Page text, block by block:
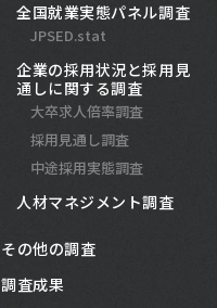
全国就業実態パネル調査
JPSED.stat
企業の採用状況と採用見
通しに関する調査
大卒求人倍率調査
採用見通し調査
中途採用実態調査
人材マネジメント調査
その他の調査
調査成果